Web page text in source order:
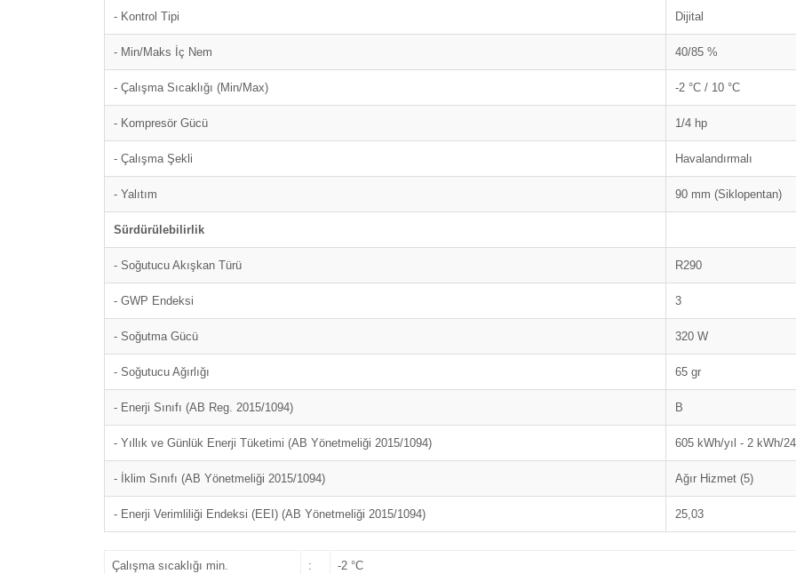
- Kontrol Tipi Dijital
- Min/Maks İç Nem 40/85 %
- Çalışma Sıcaklığı (Min/Max) -2 °C / 10 °C
- Kompresör Gücü 1/4 hp
- Çalışma Şekli Havalandırmalı
- Yalıtım 90 mm (Siklopentan)
Sürdürülebilirlik
- Soğutucu Akışkan Türü R290
- GWP Endeksi 3
- Soğutma Gücü 320 W
- Soğutucu Ağırlığı 65 gr
- Enerji Sınıfı (AB Reg. 2015/1094) B
- Yıllık ve Günlük Enerji Tüketimi (AB Yönetmeliği 2015/1094) 605 kWh/yıl - 2 kWh/
- İklim Sınıfı (AB Yönetmeliği 2015/1094) Ağır Hizmet (5)
- Enerji Verimliliği Endeksi (EEI) (AB Yönetmeliği 2015/1094) 25,03
Çalışma sıcaklığı min. : -2 °C